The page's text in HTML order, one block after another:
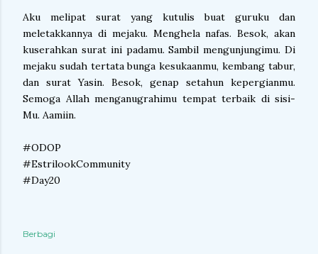
Aku melipat surat yang kutulis buat guruku dan
meletakkannya di mejaku. Menghela nafas. Besok, akan
kuserahkan surat ini padamu. Sambil mengunjungimu. Di
mejaku sudah tertata bunga kesukaanmu, kembang tabur,
dan surat Yasin. Besok, genap setahun kepergianmu.
Semoga Allah menganugrahimu tempat terbaik di sisi-
Mu. Aamiin.
#ODOP
#EstrilookCommunity
#Day20
Berbagi